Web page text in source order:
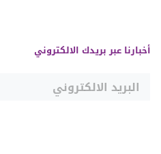
أخبارنا عبر بريدك الالكتروني